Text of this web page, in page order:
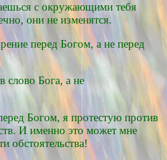
с окружающими тебя
они не изменятся.
перед Богом, а не перед
слово Бога, а не
Богом, я протестую против
И именно это может мне
обстоятельства!